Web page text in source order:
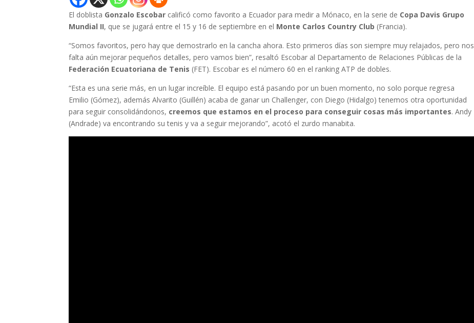
El doblista Gonzalo Escobar calificó como favorito a Ecuador para medir a Mónaco, en la serie de Copa Davis Grupo
Mundial II, que se jugará entre el 15 y 16 de septiembre en el Monte Carlos Country Club (Francia).
“Somos favoritos, pero hay que demostrarlo en la cancha ahora. Esto primeros días son siempre muy relajados, pero nos
falta aún mejorar pequeños detalles, pero vamos bien”, resaltó Escobar al Departamento de Relaciones Públicas de la
Federación Ecuatoriana de Tenis (FET). Escobar es el número 60 en el ranking ATP de dobles.
“Esta es una serie más, en un lugar increíble. El equipo está pasando por un buen momento, no solo porque regresa
Emilio (Gómez), además Alvarito (Guillén) acaba de ganar un Challenger, con Diego (Hidalgo) tenemos otra oportunidad
para seguir consolidándonos, creemos que estamos en el proceso para conseguir cosas más importantes. Andy
(Andrade) va encontrando su tenis y va a seguir mejorando”, acotó el zurdo manabita.